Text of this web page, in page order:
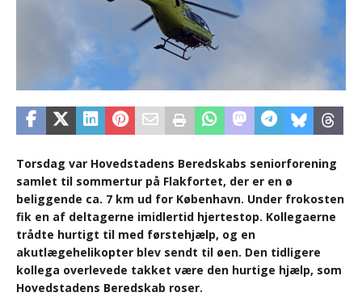
Torsdag var Hovedstadens Beredskabs seniorforening
samlet til sommertur på Flakfortet, der er en ø
beliggende ca. 7 km ud for København. Under frokosten
fik en af deltagerne imidlertid hjertestop. Kollegaerne
trådte hurtigt til med førstehjælp, og en
akutlægehelikopter blev sendt til øen. Den tidligere
kollega overlevede takket være den hurtige hjælp, som
Hovedstadens Beredskab roser.